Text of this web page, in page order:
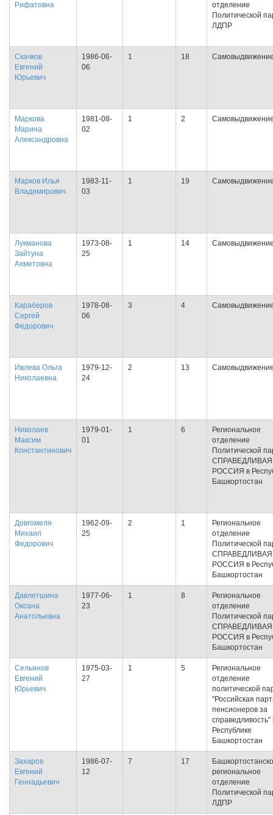
Рифатовна
отделение
Политической
ЛДПР
Скачков
Евгений
Юрьевич
1986-06-
06
1 18
Маркова
Марина
Александровна
1981-08-
02
1 2
Марков Илья
Владимирович
1983-11-
03
1 19
Лукманова
Зайтуна
Ахметовна
1973-08-
25
1 14
Караберов
Сергей
Федорович
1978-08-
06
3 4
Ивлева Ольга
Николаевна
1979-12-
24
2 13
Николаев
Максим
Константинович
1979-01-
01
1 6
Региональное
отделение
Политической
СПРАВЕДЛИВАЯ
РОССИЯ в
Башкортостан
Довгомеля
Михаил
Федорович
1962-09-
25
2 1
Региональное
отделение
Политической
СПРАВЕДЛИВАЯ
РОССИЯ в
Башкортостан
Давлетшина
Оксана
Анатольевна
1977-06-
23
1 8
Региональное
отделение
Политической
СПРАВЕДЛИВАЯ
РОССИЯ в
Башкортостан
Сельянов
Евгений
Юрьевич
1975-03-
27
1 5
Региональное
отделение
политической
"Российская
пенсионеров за
справедливость"
Республике
Башкортостан
Захаров
Евгений
Геннадьевич
1986-07-
12
7 17
региональное
отделение
Политической
ЛДПР